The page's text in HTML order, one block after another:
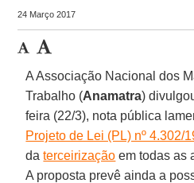
24 Março 2017
A Associação Nacional dos
Trabalho (Anamatra)
feira (22/3), nota pública
Projeto de Lei (PL) nº 4.302/
daterceirização em todas as
A proposta prevê ainda a